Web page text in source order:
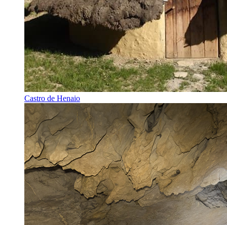
Castro de Henaio